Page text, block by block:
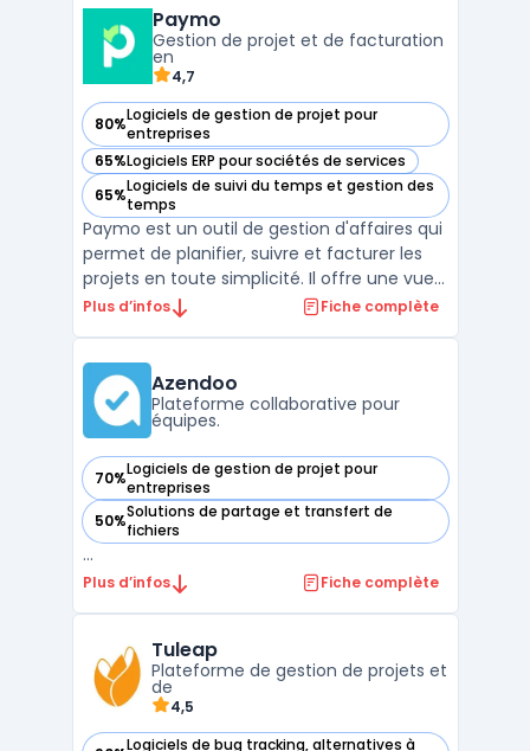
facilite l’alignement sur les objectifs, la
priorisation de ...
Paymo
Gestion de projet et de facturation
en
4,7
80%Logiciels de gestion de projet pour
entreprises
— voir Paymo dans cette catégorie
65%Logiciels ERP pour sociétés de services
— voir Paymo dans cette catégorie
65%Logiciels de suivi du temps et gestion des
temps
— voir Paymo dans cette catégorie
Paymo est un outil de gestion d'affaires qui
permet de planifier, suivre et facturer les
projets en toute simplicité. Il offre une vue
d'ensemble sur les tâches assignées à
productivité et des outils de
communication ...
Plus d’infos Fiche complète
Azendoo
Plateforme collaborative pour
équipes.
70%Logiciels de gestion de projet pour
entreprises
— voir Azendoo dans cette catégorie
50%Solutions de partage et transfert de
fichiers
— voir Azendoo dans cette catégorie
...
Plus d’infos Fiche complète
Tuleap
Plateforme de gestion de projets et
de
4,5
Logiciels de bug tracking, alternatives à